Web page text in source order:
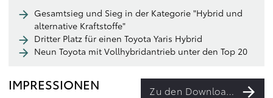
Gesamtsieg und Sieg in der Kategorie "Hybrid und
alternative Kraftstoffe"
Dritter Platz für einen Toyota Yaris Hybrid
Neun Toyota mit Vollhybridantrieb unter den Top 20
IMPRESSIONEN Zu den Downloads